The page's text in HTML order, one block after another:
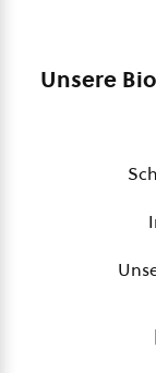
Unsere